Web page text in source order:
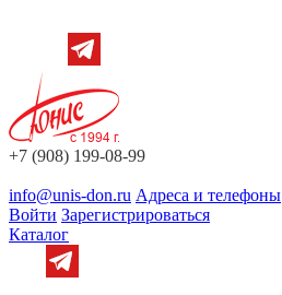
+7 (908) 199-08-99
info@unis-don.ru Адреса и телефоны
Войти Зарегистрироваться
Каталог